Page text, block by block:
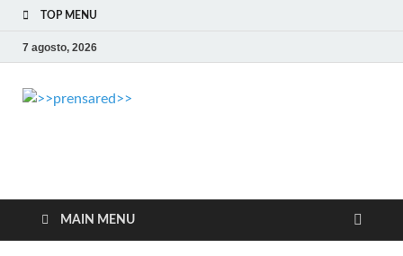
TOP MENU
7 agosto, 2026
MAIN MENU